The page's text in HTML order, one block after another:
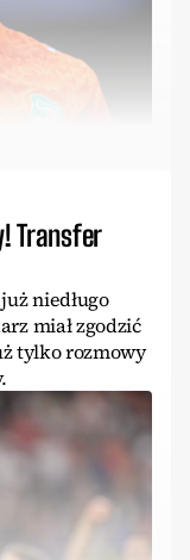
Transfer
niedługo
miał zgodzić
tylko rozmowy